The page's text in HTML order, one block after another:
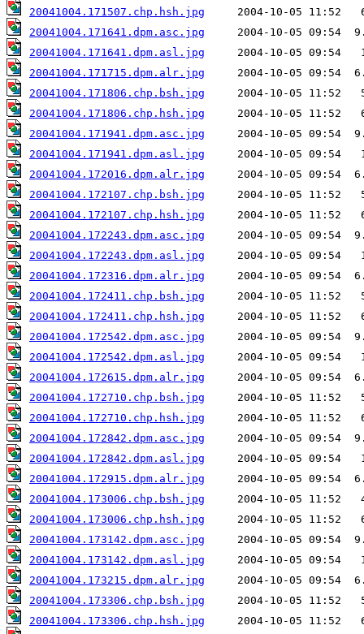
20041004.171507.chp.hsh.jpg
20041004.171641.dpm.asc.jpg
20041004.171641.dpm.asl.jpg
20041004.171715.dpm.alr.jpg
20041004.171806.chp.bsh.jpg
20041004.171806.chp.hsh.jpg
20041004.171941.dpm.asc.jpg
20041004.171941.dpm.asl.jpg
20041004.172016.dpm.alr.jpg
20041004.172107.chp.bsh.jpg
20041004.172107.chp.hsh.jpg
20041004.172243.dpm.asc.jpg
20041004.172243.dpm.asl.jpg
20041004.172316.dpm.alr.jpg
20041004.172411.chp.bsh.jpg
20041004.172411.chp.hsh.jpg
20041004.172542.dpm.asc.jpg
20041004.172542.dpm.asl.jpg
20041004.172615.dpm.alr.jpg
20041004.172710.chp.bsh.jpg
20041004.172710.chp.hsh.jpg
20041004.172842.dpm.asc.jpg
20041004.172842.dpm.asl.jpg
20041004.172915.dpm.alr.jpg
20041004.173006.chp.bsh.jpg
20041004.173006.chp.hsh.jpg
20041004.173142.dpm.asc.jpg
20041004.173142.dpm.asl.jpg
20041004.173215.dpm.alr.jpg
20041004.173306.chp.bsh.jpg
20041004.173306.chp.hsh.jpg